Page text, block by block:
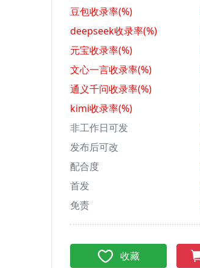
豆包收录率(%)
deepseek收录率(%)
元宝收录率(%)
文心一言收录率(%)
通义千问收录率(%)
kimi收录率(%)
非工作日可发
发布后可改
配合度
首发
免责
收藏